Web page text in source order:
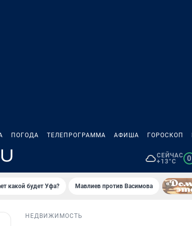
ПОГОДА ТЕЛЕПРОГРАММА АФИША ГОРОСКОП
СЕЙЧАС
+13°C
0
какой будет Уфа? Мавлиев против Васимова
НЕДВИЖИМОСТЬ